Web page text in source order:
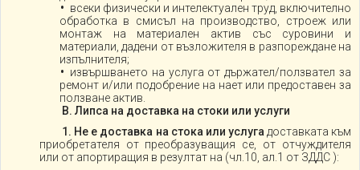
всеки физически и интелектуален труд, включително
обработка в смисъл на производство, строеж или
монтаж на материален актив със суровини и
материали, дадени от възложителя в разпореждане на
изпълнителя;
извършването на услуга от държател/ползвател за
ремонт и/или подобрение на нает или предоставен за
ползване актив.
В. Липса на доставка на стоки или услуги
1. Не е доставка на стока или услуга доставката към
приобретателя от преобразуващия се, от отчуждителя
или от апортиращия в резултат на (чл.10, ал.1 от ЗДДС ):